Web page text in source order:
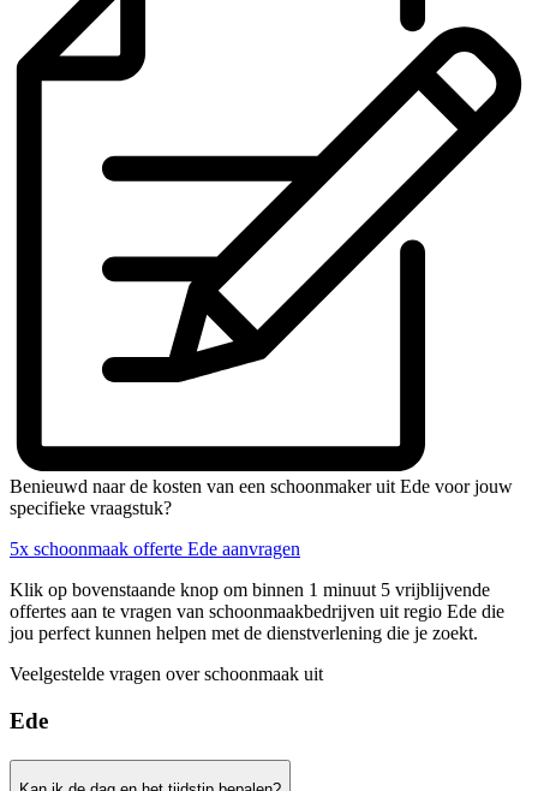
Benieuwd naar de kosten van een schoonmaker uit Ede voor jouw
specifieke vraagstuk?
5x schoonmaak offerte Ede aanvragen
Klik op bovenstaande knop om binnen 1 minuut 5 vrijblijvende
offertes aan te vragen van schoonmaakbedrijven uit regio Ede die
jou perfect kunnen helpen met de dienstverlening die je zoekt.
Veelgestelde vragen over schoonmaak uit
Ede